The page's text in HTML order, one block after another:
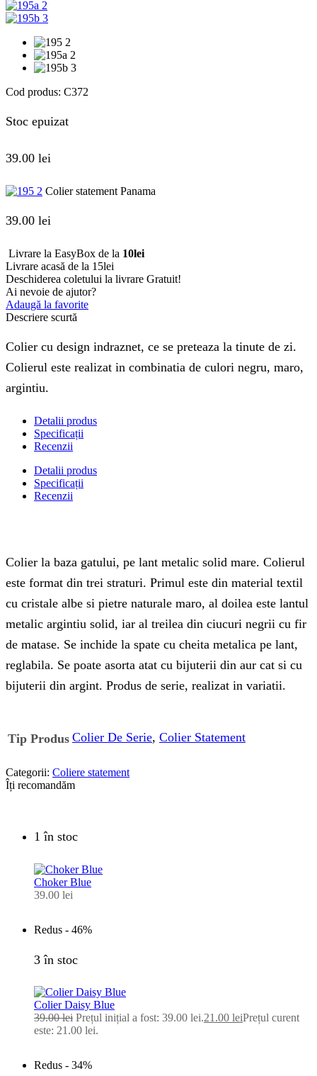
Cod produs: C372
Stoc epuizat
39.00 lei
Colier statement Panama
39.00 lei
Livrare la EasyBox de la 10lei
Livrare acasă de la 15lei
Deschiderea coletului la livrare Gratuit!
Ai nevoie de ajutor?
Adaugă la favorite
Descriere scurtă
Colier cu design indraznet, ce se preteaza la tinute de zi.
Colierul este realizat in combinatia de culori negru, maro,
argintiu.
Detalii produs
Specificații
Recenzii
Detalii produs
Specificații
Recenzii
Colier la baza gatului, pe lant metalic solid mare. Colierul
este format din trei straturi. Primul este din material textil
cu cristale albe si pietre naturale maro, al doilea este lantul
metalic argintiu solid, iar al treilea din ciucuri negrii cu fir
de matase. Se inchide la spate cu cheita metalica pe lant,
reglabila. Se poate asorta atat cu bijuterii din aur cat si cu
bijuterii din argint. Produs de serie, realizat in variatii.
Tip Produs Colier De Serie, Colier Statement
Categorii: Coliere statement
Îți recomandăm
1 în stoc
Choker Blue
39.00 lei
Redus - 46%
3 în stoc
Colier Daisy Blue
39.00lei Prețul inițial a fost: 39.00 lei.21.00 leiPrețul curent
este: 21.00 lei.
Redus - 34%